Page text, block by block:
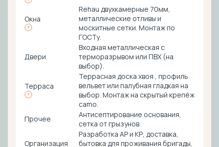
Окна
Rehau двухкамерные 70мм,
металлические отливы и
москитные сетки. Монтаж по
ГОСТу.
Двери
Входная металлическая с
терморазрывом или ПВХ (на
выбор).
Терраса
Террасная доска хвоя , профиль
вельвет или палубная гладкая на
выбор. Монтаж на скрытый крепёж
camo.
Прочее
Антисептирование основания,
cетка от грызунов.
Организация
Разработка АР и КР, доставка,
бытовка для проживания бригады,